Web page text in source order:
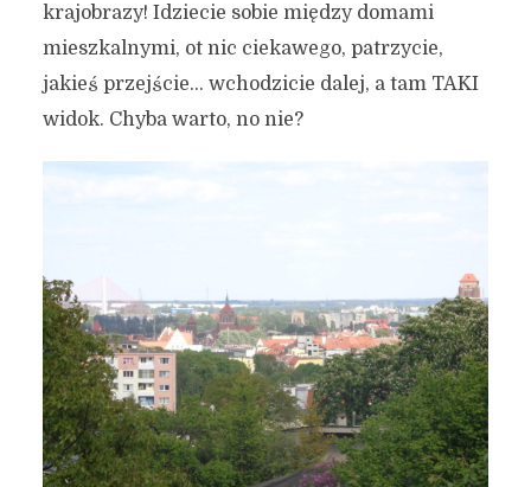
krajobrazy! Idziecie sobie między domami
mieszkalnymi, ot nic ciekawego, patrzycie,
jakieś przejście… wchodzicie dalej, a tam TAKI
widok. Chyba warto, no nie?